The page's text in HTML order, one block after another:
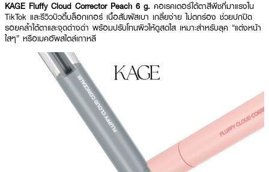
KAGE Fluffy Cloud Corrector Peach 6 g. คอเรคเตอร์ใต้ตาสีพีชที่มาแรงใน
TikTok และรีวิวบิวตี้บล็อกเกอร์ เนื้อสัมผัสเบา เกลี่ยง่าย ไม่ตกร่อง ช่วยปกปิด
รอยคล้ำใต้ตาและจุดด่างดำ พร้อมปรับโทนผิวให้ดูสดใส เหมาะสำหรับลุค “แต่งหน้า
ใสๆ” หรือเมคอัพสไตล์เกาหลี